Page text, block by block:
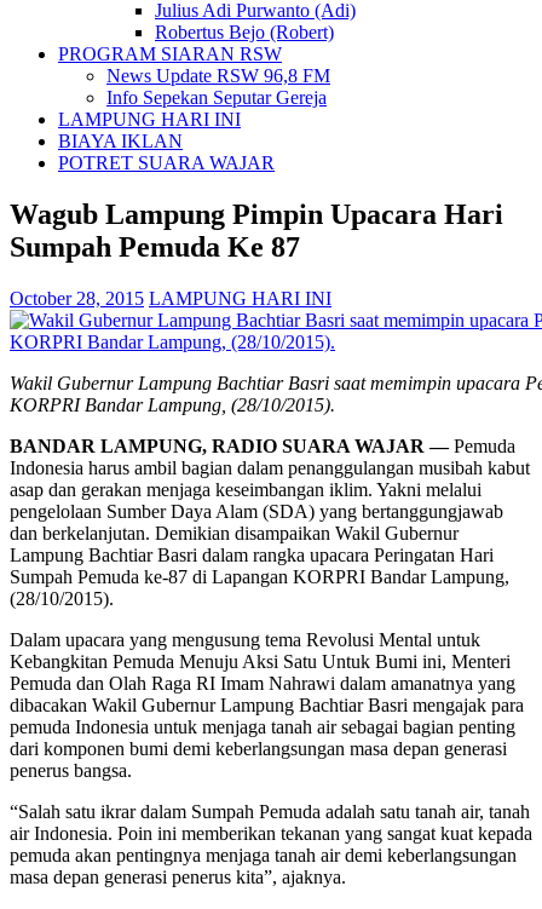
Julius Adi Purwanto (Adi)
Robertus Bejo (Robert)
PROGRAM SIARAN RSW
News Update RSW 96,8 FM
Info Sepekan Seputar Gereja
LAMPUNG HARI INI
BIAYA IKLAN
POTRET SUARA WAJAR
Wagub Lampung Pimpin Upacara Hari
Sumpah Pemuda Ke 87
October 28, 2015 LAMPUNG HARI INI
Wakil Gubernur Lampung Bachtiar Basri saat memimpin upacara
KORPRI Bandar Lampung, (28/10/2015).
BANDAR LAMPUNG, RADIO SUARA WAJAR —Pemuda
Indonesia harus ambil bagian dalam penanggulangan musibah kabut
asap dan gerakan menjaga keseimbangan iklim. Yakni melalui
pengelolaan Sumber Daya Alam (SDA) yang bertanggungjawab
dan berkelanjutan. Demikian disampaikan Wakil Gubernur
Lampung Bachtiar Basri dalam rangka upacara Peringatan Hari
Sumpah Pemuda ke-87 di Lapangan KORPRI Bandar Lampung,
(28/10/2015).
Dalam upacara yang mengusung tema Revolusi Mental untuk
Kebangkitan Pemuda Menuju Aksi Satu Untuk Bumi ini, Menteri
Pemuda dan Olah Raga RI Imam Nahrawi dalam amanatnya yang
dibacakan Wakil Gubernur Lampung Bachtiar Basri mengajak para
pemuda Indonesia untuk menjaga tanah air sebagai bagian penting
dari komponen bumi demi keberlangsungan masa depan generasi
penerus bangsa.
“Salah satu ikrar dalam Sumpah Pemuda adalah satu tanah air, tanah
air Indonesia. Poin ini memberikan tekanan yang sangat kuat kepada
pemuda akan pentingnya menjaga tanah air demi keberlangsungan
masa depan generasi penerus kita”, ajaknya.